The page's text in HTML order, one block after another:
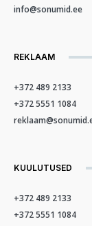
info@sonumid.ee
REKLAAM
+372 489 2133
+372 5551 1084
KUULUTUSED
+372 489 2133
+372 5551 1084